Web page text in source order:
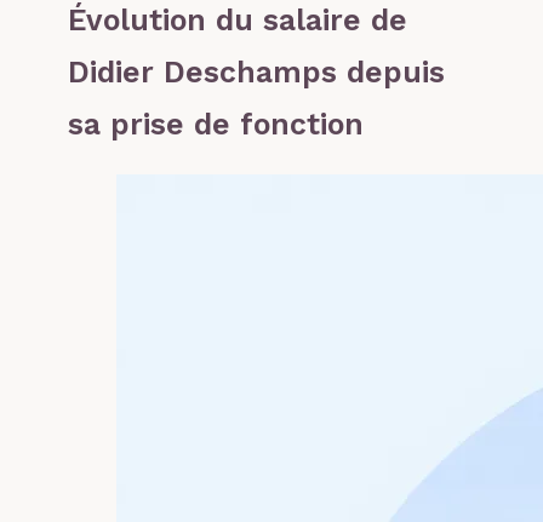
Évolution du salaire de
Didier Deschamps depuis
sa prise de fonction